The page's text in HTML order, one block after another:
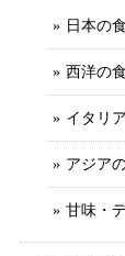
日本の
西洋の
イタリ
アジア
甘味・